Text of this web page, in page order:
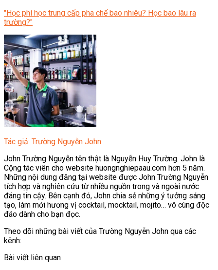
"Học phí học trung cấp pha chế bao nhiêu? Học bao lâu ra
trường?"
Tác giả: Trường Nguyễn John
John Trường Nguyễn tên thật là Nguyễn Huy Trường. John là
Cộng tác viên cho website huongnghiepaau.com hơn 5 năm.
Những nội dung đăng tại website được John Trường Nguyễn
tích hợp và nghiên cứu từ nhiều nguồn trong và ngoài nước
đáng tin cậy. Bên cạnh đó, John chia sẻ những ý tưởng sáng
tạo, làm mới hương vị cocktail, mocktail, mojito… vô cùng độc
đáo dành cho bạn đọc.
Theo dõi những bài viết của Trường Nguyễn John qua các
kênh:
Bài viết liên quan